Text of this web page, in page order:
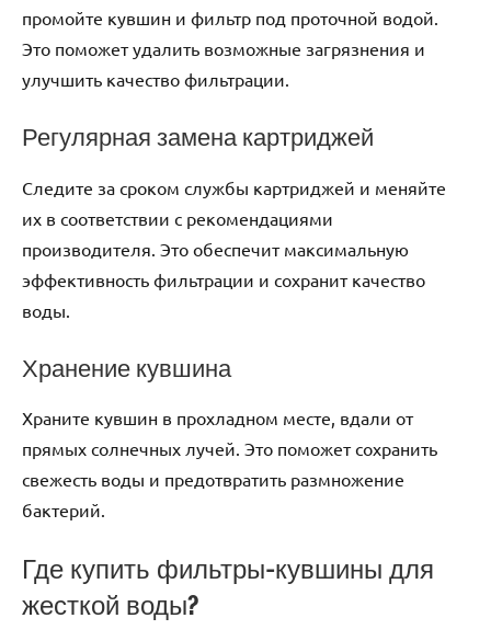
промойте кувшин и фильтр под проточной водой.
Это поможет удалить возможные загрязнения и
улучшить качество фильтрации.
Регулярная замена картриджей
Следите за сроком службы картриджей и меняйте
их в соответствии с рекомендациями
производителя. Это обеспечит максимальную
эффективность фильтрации и сохранит качество
воды.
Хранение кувшина
Храните кувшин в прохладном месте, вдали от
прямых солнечных лучей. Это поможет сохранить
свежесть воды и предотвратить размножение
бактерий.
Где купить фильтры-кувшины для
жесткой воды?